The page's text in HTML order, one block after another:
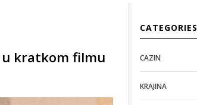
u kratkom filmu
CATEGORIES
CAZIN
KRAJINA